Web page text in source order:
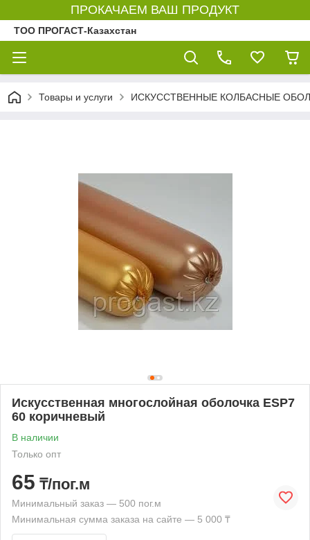
ПРОКАЧАЕМ ВАШ ПРОДУКТ
ТОО ПРОГАСТ-Казахстан
Товары и услуги ИСКУССТВЕННЫЕ КОЛБАСНЫЕ
Искусственная многослойная оболочка ESP7
60 коричневый
В наличии
Только опт
65 ₸/пог.м
Минимальный заказ — 500 пог.м
Минимальная сумма заказа на сайте — 5 000 ₸